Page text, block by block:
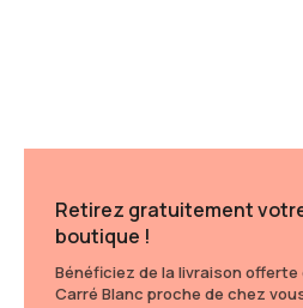
Retirez gratuitement
boutique !
Bénéficiez de la livraison
Carré Blanc proche de chez